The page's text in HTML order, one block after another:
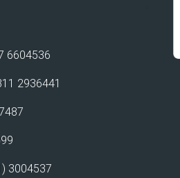
6604536
2936441
3004537